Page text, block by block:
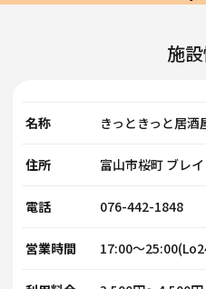
施
名称 きっときっと居酒
住所 富山市桜町 ブレ
電話 076-442-1848
営業時間 17:00～